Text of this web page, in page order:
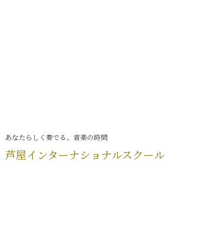
あなたらしく奏でる、音楽の時間
芦屋インターナショナルスクール